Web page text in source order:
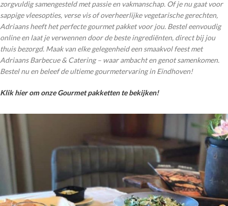
zorgvuldig samengesteld met passie en vakmanschap. Of je nu gaat voor
sappige vleesopties, verse vis of overheerlijke vegetarische gerechten,
Adriaans heeft het perfecte gourmet pakket voor jou. Bestel eenvoudig
online en laat je verwennen door de beste ingrediënten, direct bij jou
thuis bezorgd. Maak van elke gelegenheid een smaakvol feest met
Adriaans Barbecue & Catering – waar ambacht en genot samenkomen.
Bestel nu en beleef de ultieme gourmetervaring in Eindhoven!
Klik hier om onze Gourmet pakketten te bekijken!